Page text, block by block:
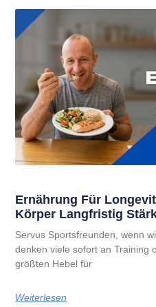
Ernährung Für
Körper Langfristig
Servus Sportsfreunden, wenn
denken viele sofort an Training
größten Hebel für
Weiterlesen